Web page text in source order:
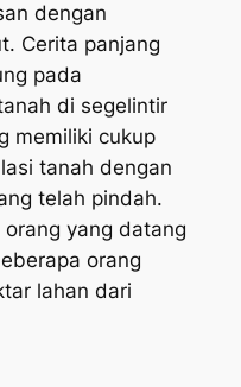
dengan
Cerita panjang
pada
di segelintir
memiliki cukup
tanah dengan
telah pindah.
yang datang
orang
lahan dari